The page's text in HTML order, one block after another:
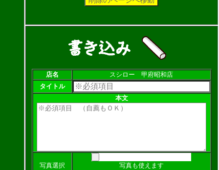
店名
スシロー 甲府昭和店
タイトル
本文
写真選択
写真も使えます